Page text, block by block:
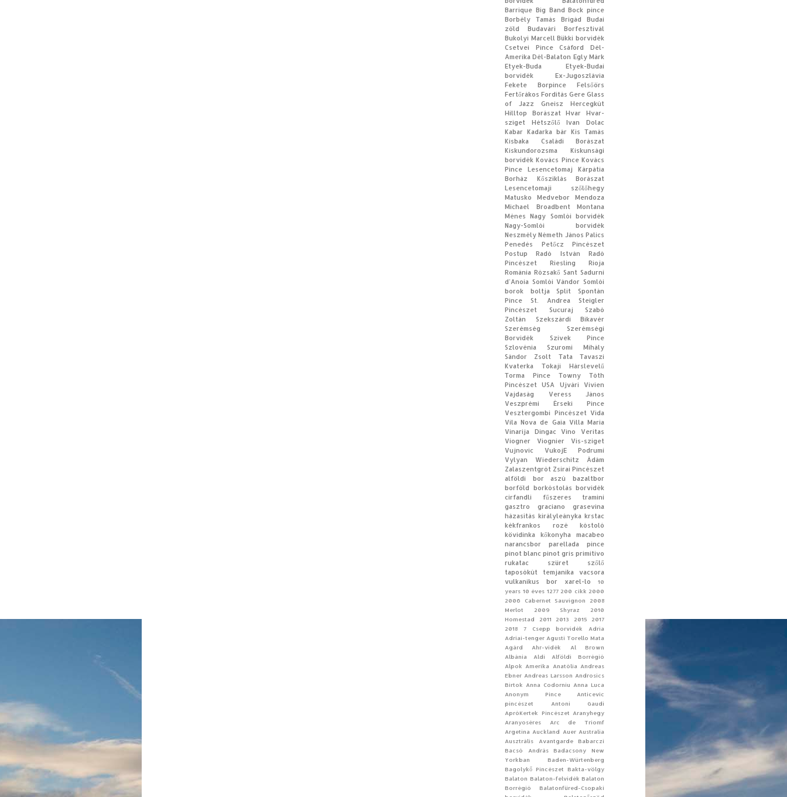
Barrique Big Band Bock pince
Borbély Tamás
Brigád
Budai
zöld
Budavári Borfesztivál
Bukolyi Marcell Bükki borvidék
Csetvei Pince
Csáford
Dél-
Amerika Dél-Balaton Egly Márk
Etyek-Buda
Etyek-Budai
borvidék
Ex-Jugoszlávia
Fekete Borpince
Felsőörs
Fertőrákos Fordítás Gere Glass
of Jazz
Gneisz
Hercegkút
Hilltop Borászat
Hvar
Hvar-
sziget
Hétszőlő
Ivan Dolac
Kabar Kadarka bár Kis Tamás
Kisbaka Családi Borászat
Kiskundorozsma
Kiskunsági
borvidék Kovács Pince Kovács
Pince Lesencetomaj
Kárpátia
Borház
Kősziklás Borászat
Lesencetomaji szőlőhegy
Matusko
Medvebor
Mendoza
Michael Broadbent
Montana
Ménes Nagy Somlói borvidék
Nagy-Somlói borvidék
Neszmély Németh János Palics
Penedès
Petőcz Pincészet
Postup
Radó István
Radó
Pincészet
Riesling
Rioja
Románia Rózsakő Sant Sadurni
d’Anoia Somlói Vándor Somlói
borok boltja
Split
Spontán
Pince
St. Andrea
Steigler
Pincészet
Sucuraj
Szabó
Zoltán
Szekszárdi Bikavér
Szerémség
Szerémségi
Borvidék
Szivek Pince
Szlovénia
Szuromi Mihály
Sándor Zsolt
Tata
Tavaszi
Kvaterka
Tokaji Hárslevelű
Torma Pince
Towny
Tóth
Pincészet USA
Ujvári Vivien
Vajdaság
Veress János
Veszprémi Érseki Pince
Vesztergombi Pincészet Vida
Vila Nova de Gaia Villa Maria
Vinarija Dingac
Vino Veritas
Viogner
Viognier
Vis-sziget
Vujnovic
VukojE Podrumi
Vylyan
Wiederschitz Ádám
Zalaszentgrót Zsirai Pincészet
alföldi bor
aszú
bazaltbor
borföld borkóstolás borvidék
cirfandli
fűszeres tramini
gasztro
graciano
grasevina
házasítás királyleányka krstac
kékfrankos rozé
kóstoló
kövidinka
kőkonyha
macabeo
narancsbor
parellada
pince
pinot blanc pinot gris primitivo
rukatac
szüret
szőlő
taposókút
temjanika
vacsora
vulkanikus bor
xarel-lo
10
years 10 éves 1277 200 cikk 2000
2006 Cabernet Sauvignon
2008
Merlot
2009 Shyraz
2010
Homestad
2011 2013 2015
2017
2018
7 Csepp borvidék
Adria
Adriai-tenger Agusti Torello Mata
Agárd
Ahr-vidék
Al Brown
Albánia
Aldi
Alföldi Borrégió
Alpok Amerika Anatólia Andreas
Ebner Andreas Larsson Androsics
Birtok Anna Codorniu Anna Luca
Anonym Pince
Anticevic
pincészet
Antoni Gaudí
ApróKertek Pincészet Aranyhegy
Aranyoséres
Arc de Triomf
Argetina Auckland Auer Australia
Ausztrális
Avantgarde
Babarczi
Bacsó András
Badacsony New
Yorkban
Baden-Würtenberg
Bagolykő Pincészet
Bakta-völgy
Balaton Balaton-felvidék Balaton
Borrégió
Balatonfüred-Csopaki